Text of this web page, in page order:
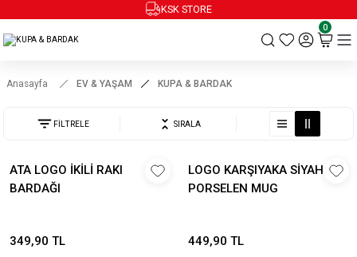
KSK STORE
0
Anasayfa EV & YAŞAM KUPA & BARDAK
FİLTRELE SIRALA
ATA LOGO İKİLİ RAKI
BARDAĞI
349,90 TL
LOGO KARŞIYAKA SİYAH
PORSELEN MUG
449,90 TL